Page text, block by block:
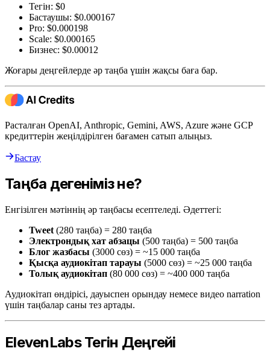
Тегін: $0
Бастаушы: $0.000167
Pro: $0.000198
Scale: $0.000165
Бизнес: $0.00012
Жоғары деңгейлерде әр таңба үшін жақсы баға бар.
Расталған OpenAI, Anthropic, Gemini, AWS, Azure және GCP
кредиттерін жеңілдірілген бағамен сатып алыңыз.
Бастау
Таңба дегеніміз не?
Енгізілген мәтіннің әр таңбасы есептеледі. Әдеттегі:
Tweet (280 таңба) = 280 таңба
Электрондық хат абзацы (500 таңба) = 500 таңба
Блог жазбасы (3000 сөз) = ~15 000 таңба
Қысқа аудиокітап тарауы (5000 сөз) = ~25 000 таңба
Толық аудиокітап (80 000 сөз) = ~400 000 таңба
Аудиокітап өндірісі, дауыспен орындау немесе видео narration
үшін таңбалар саны тез артады.
ElevenLabs Тегін Деңгейі